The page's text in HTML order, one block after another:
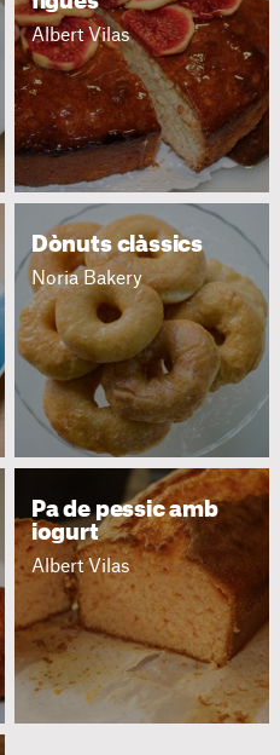
Albert Vilas
Dònuts clàssics
Noria Bakery
Pa de pessic amb
iogurt
Albert Vilas